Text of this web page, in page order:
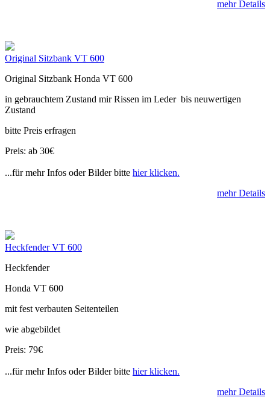
mehr Details
Original Sitzbank VT 600
Original Sitzbank Honda VT 600
in gebrauchtem Zustand mir Rissen im Leder bis neuwertigen
Zustand
bitte Preis erfragen
Preis: ab 30€
...für mehr Infos oder Bilder bitte hier klicken.
mehr Details
Heckfender VT 600
Heckfender
Honda VT 600
mit fest verbauten Seitenteilen
wie abgebildet
Preis: 79€
...für mehr Infos oder Bilder bitte hier klicken.
mehr Details